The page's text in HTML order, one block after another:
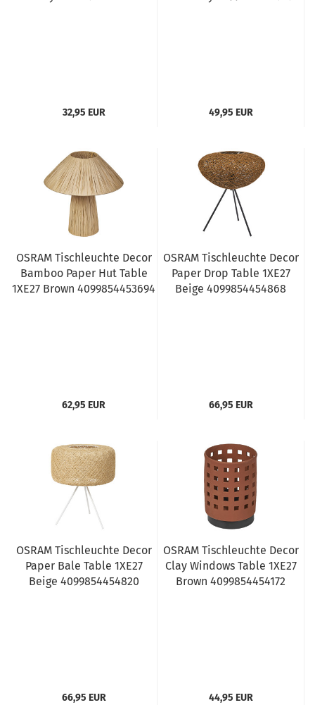
32,95 EUR 49,95 EUR
OSRAM Tischleuchte Decor
Bamboo Paper Hut Table
1XE27 Brown 4099854453694
62,95 EUR
OSRAM Tischleuchte Decor
Paper Drop Table 1XE27
Beige 4099854454868
66,95 EUR
OSRAM Tischleuchte Decor
Paper Bale Table 1XE27
Beige 4099854454820
66,95 EUR
OSRAM Tischleuchte Decor
Clay Windows Table 1XE27
Brown 4099854454172
44,95 EUR